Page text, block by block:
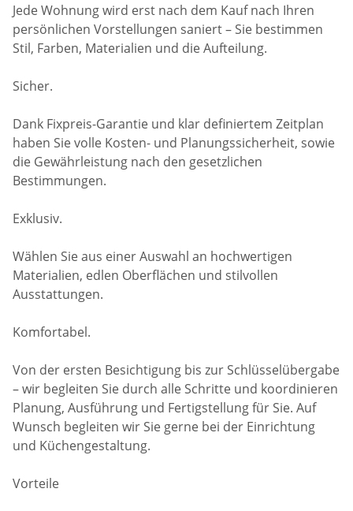
Jede Wohnung wird erst nach dem Kauf nach Ihren
persönlichen Vorstellungen saniert – Sie bestimmen
Stil, Farben, Materialien und die Aufteilung.
Sicher.
Dank Fixpreis-Garantie und klar definiertem Zeitplan
haben Sie volle Kosten- und Planungssicherheit, sowie
die Gewährleistung nach den gesetzlichen
Bestimmungen.
Exklusiv.
Wählen Sie aus einer Auswahl an hochwertigen
Materialien, edlen Oberflächen und stilvollen
Ausstattungen.
Komfortabel.
Von der ersten Besichtigung bis zur Schlüsselübergabe
– wir begleiten Sie durch alle Schritte und koordinieren
Planung, Ausführung und Fertigstellung für Sie. Auf
Wunsch begleiten wir Sie gerne bei der Einrichtung
und Küchengestaltung.
Vorteile